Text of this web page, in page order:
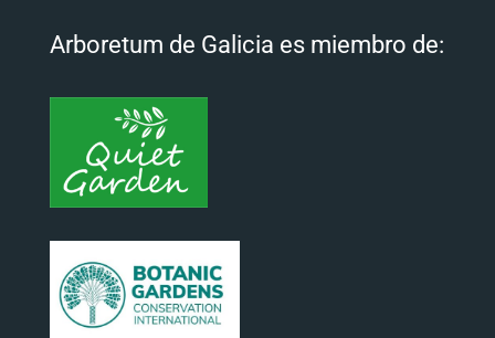
Arboretum de Galicia es miembro de: